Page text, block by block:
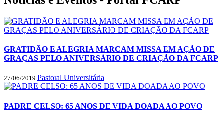
GRATIDÃO E ALEGRIA MARCAM MISSA EM AÇÃO DE
GRAÇAS PELO ANIVERSÁRIO DE CRIAÇÃO DA FCARP
27/06/2019 Pastoral Universitária
PADRE CELSO: 65 ANOS DE VIDA DOADA AO POVO